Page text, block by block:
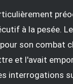
à la pesée.
son combat
et l'avait
interrogations